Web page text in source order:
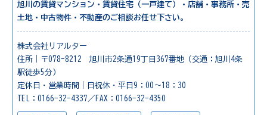
旭川の賃貸マンション・賃貸住宅（一戸建て）・店舗・事務所・売
土地・中古物件・不動産のご相談お任せ下さい。
株式会社リアルター
住所｜〒078-8212 旭川市2条通19丁目367番地（交通：旭川4条
駅徒歩5分）
定休日・営業時間｜日祝休・平日9：00～18：30
TEL：0166-32-4337／FAX：0166-32-4350